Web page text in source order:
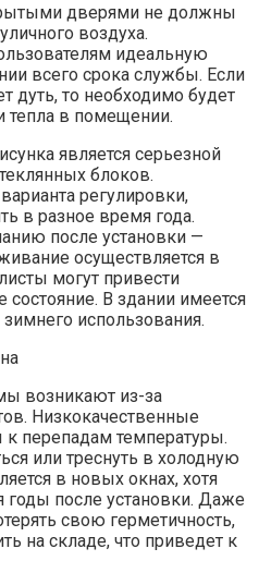
дверями не должны
воздуха.
идеальную
всего срока службы. Если
дуть, то необходимо будет
тепла в помещении.
является серьезной
блоков.
регулировки,
в разное время года.
после установки —
осуществляется в
могут привести
состояние. В здании имеется
использования.
возникают из-за
Низкокачественные
к перепадам температуры.
или треснуть в холодную
в новых окнах, хотя
годы после установки. Даже
свою герметичность,
на складе, что приведет к